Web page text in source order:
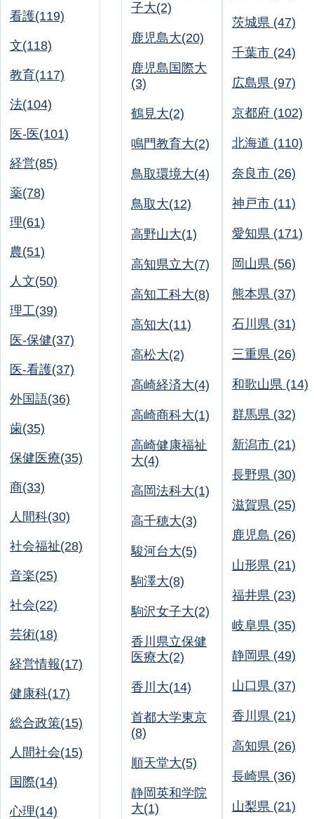
看護(119)
文(118)
教育(117)
法(104)
医-医(101)
経営(85)
薬(78)
理(61)
農(51)
人文(50)
理工(39)
医-保健(37)
医-看護(37)
外国語(36)
歯(35)
保健医療(35)
商(33)
人間科(30)
社会福祉(28)
音楽(25)
社会(22)
芸術(18)
経営情報(17)
健康科(17)
総合政策(15)
人間社会(15)
国際(14)
心理(14)
子大(2)
鹿児島大(20)
鹿児島国際大
(3)
鶴見大(2)
鳴門教育大(2)
鳥取環境大(4)
鳥取大(12)
高野山大(1)
高知県立大(7)
高知工科大(8)
高知大(11)
高松大(2)
高崎経済大(4)
高崎商科大(1)
高崎健康福祉
大(4)
高岡法科大(1)
高千穂大(3)
駿河台大(5)
駒澤大(8)
駒沢女子大(2)
香川県立保健
医療大(2)
香川大(14)
首都大学東京
(8)
順天堂大(5)
静岡英和学院
大(1)
茨城県 (47)
千葉市 (24)
広島県 (97)
京都府 (102)
北海道 (110)
奈良市 (26)
神戸市 (11)
愛知県 (171)
岡山県 (56)
熊本県 (37)
石川県 (31)
三重県 (26)
和歌山県 (14)
群馬県 (32)
新潟市 (21)
長野県 (30)
滋賀県 (25)
鹿児島 (26)
山形県 (21)
福井県 (23)
岐阜県 (35)
静岡県 (49)
山口県 (37)
香川県 (21)
高知県 (26)
長崎県 (36)
山梨県 (21)